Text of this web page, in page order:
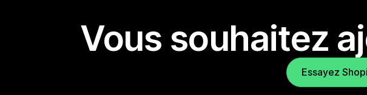
Vous souhaitez
Essayez